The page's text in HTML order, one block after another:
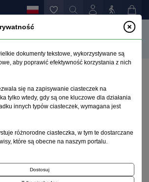
24-godzinnego
eeg i video/eeg
2
dokumenty tekstowe, wykorzystywane są
aby poprawić efektywność korzystania z nich
się na zapisywanie ciasteczek na
tylko wtedy, gdy są one kluczowe dla działania
innych typów ciasteczek, wymagana jest
różnorodne ciasteczka, w tym te dostarczane
które są obecne na naszym portalu.
Dostosuj